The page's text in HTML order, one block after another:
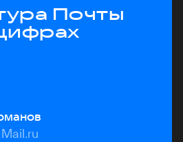
Почты